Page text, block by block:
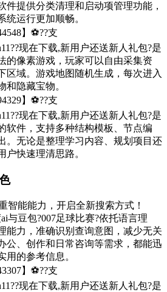
件提供分类清理和启动项管理功能，
统运行更加顺畅。
】⚽??支
现在下载,新用户还送新人礼包?是
的像素游戏，玩家可以自由采集资
区域。游戏地图随机生成，每次进入
和隐藏宝物。
】⚽??支
现在下载,新用户还送新人礼包?是
软件，支持多种结构模板、节点编
。无论是整理学习内容、规划项目还
户快速理清思路。
智能能力，开启全新搜索方式！
ai与豆包?007足球比赛?依托语言理
能力，准确识别查询意图，减少无关
公、创作和日常咨询等需求，都能迅
用的参考信息。
】⚽??支
现在下载,新用户还送新人礼包?是